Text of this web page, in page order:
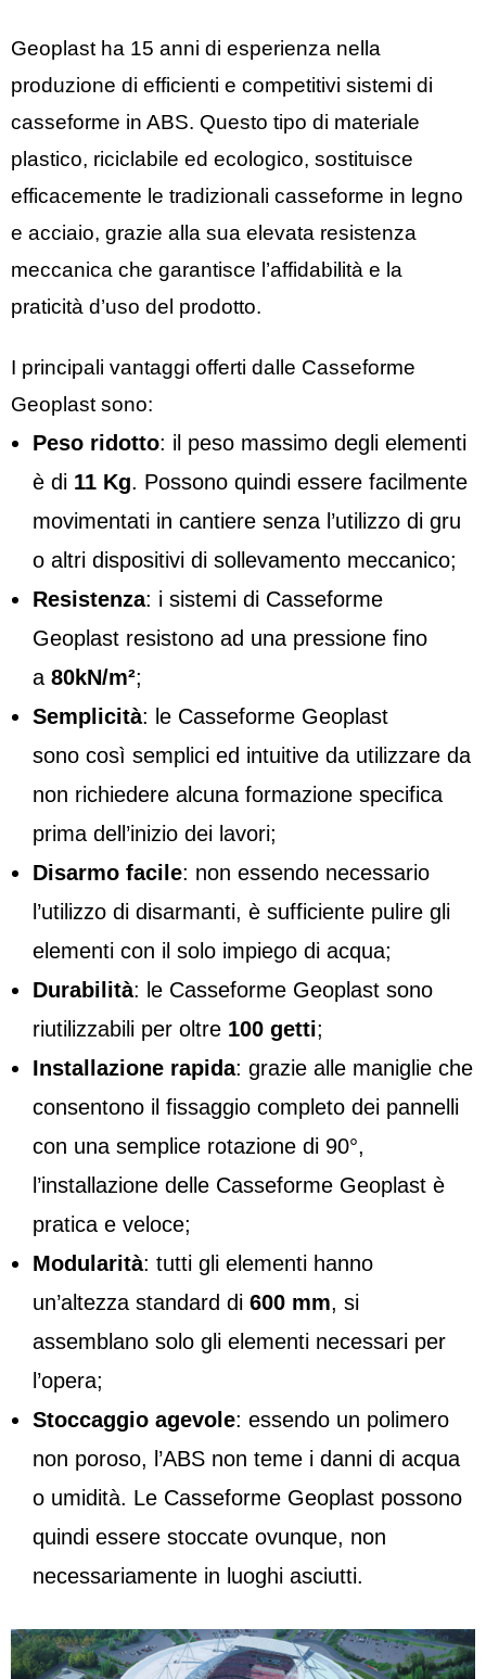
Geoplast ha 15 anni di esperienza nella
produzione di efficienti e competitivi sistemi di
casseforme in ABS. Questo tipo di materiale
plastico, riciclabile ed ecologico, sostituisce
efficacemente le tradizionali casseforme in legno
e acciaio, grazie alla sua elevata resistenza
meccanica che garantisce l’affidabilità e la
praticità d’uso del prodotto.
I principali vantaggi offerti dalle Casseforme
Geoplast sono:
Peso ridotto: il peso massimo degli elementi
è di 11 Kg. Possono quindi essere facilmente
movimentati in cantiere senza l’utilizzo di gru
o altri dispositivi di sollevamento meccanico;
Resistenza: i sistemi di Casseforme
Geoplast resistono ad una pressione fino
a 80kN/m²;
Semplicità: le Casseforme Geoplast
sono così semplici ed intuitive da utilizzare da
non richiedere alcuna formazione specifica
prima dell’inizio dei lavori;
Disarmo facile: non essendo necessario
l’utilizzo di disarmanti, è sufficiente pulire gli
elementi con il solo impiego di acqua;
Durabilità: le Casseforme Geoplast sono
riutilizzabili per oltre 100 getti;
Installazione rapida: grazie alle maniglie che
consentono il fissaggio completo dei pannelli
con una semplice rotazione di 90°,
l’installazione delle Casseforme Geoplast è
pratica e veloce;
Modularità: tutti gli elementi hanno
un’altezza standard di 600 mm, si
assemblano solo gli elementi necessari per
l’opera;
Stoccaggio agevole: essendo un polimero
non poroso, l’ABS non teme i danni di acqua
o umidità. Le Casseforme Geoplast possono
quindi essere stoccate ovunque, non
necessariamente in luoghi asciutti.